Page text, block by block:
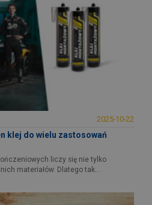
2025-10-22
klej do wielu zastosowań
liczy się nie tylko
materiałów. Dlatego tak...